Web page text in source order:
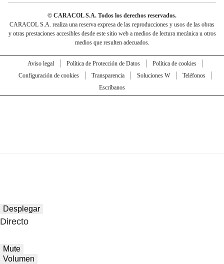
© CARACOL S.A. Todos los derechos reservados.
CARACOL S.A. realiza una reserva expresa de las reproducciones y usos de las obras
y otras prestaciones accesibles desde este sitio web a medios de lectura mecánica u otros
medios que resulten adecuados.
Aviso legal Política de Protección de Datos
Política de cookies
Configuración de cookies
Transparencia Soluciones W
Teléfonos
Escríbanos
Desplegar
Directo
Mute
Volumen